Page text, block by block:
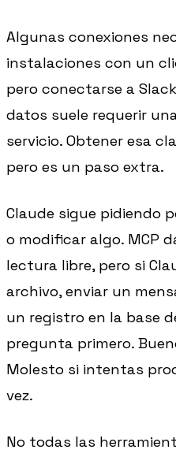
Algunas conexiones
instalaciones con un
pero conectarse a
datos suele requerir
servicio. Obtener esa
pero es un paso extra.
Claude sigue pidiendo
o modificar algo. MCP
lectura libre, pero si
archivo, enviar un
un registro en la base
pregunta primero.
Molesto si intentas
vez.
No todas las